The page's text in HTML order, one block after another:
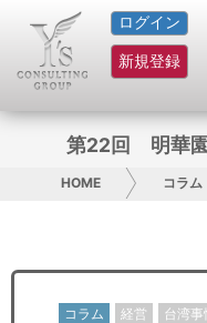
ログイン
新規登録
HOME
サービス紹介
コラム
グループ概要
第22回 明華
HOME コラム
コラム 経営 台湾事